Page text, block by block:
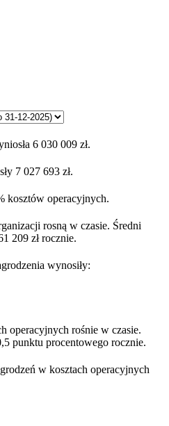
6 030 009 zł.
7 027 693 zł.
kosztów operacyjnych.
rosną w czasie. Średni
209 zł rocznie.
wynosiły:
operacyjnych rośnie w czasie.
punktu procentowego rocznie.
w kosztach operacyjnych